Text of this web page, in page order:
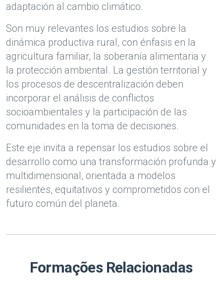
adaptación al cambio climático.
Son muy relevantes los estudios sobre la
dinámica productiva rural, con énfasis en la
agricultura familiar, la soberanía alimentaria y
la protección ambiental. La gestión territorial y
los procesos de descentralización deben
incorporar el análisis de conflictos
socioambientales y la participación de las
comunidades en la toma de decisiones.
Este eje invita a repensar los estudios sobre el
desarrollo como una transformación profunda y
multidimensional, orientada a modelos
resilientes, equitativos y comprometidos con el
futuro común del planeta.
Formações Relacionadas